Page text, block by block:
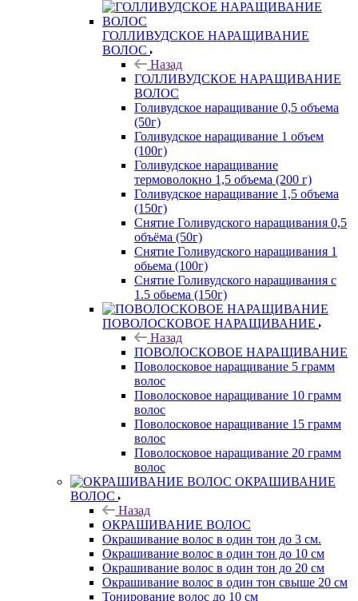
ГОЛЛИВУДСКОЕ НАРАЩИВАНИЕ
ВОЛОС
Назад
ГОЛЛИВУДСКОЕ НАРАЩИВАНИЕ
ВОЛОС
Голивудское наращивание 0,5 объема
(50г)
Голивудское наращивание 1 объем
(100г)
Голивудское наращивание
термоволокно 1,5 объема (200 г)
Голивудское наращивание 1,5 объема
(150г)
Снятие Голивудского наращивания 0,5
объёма (50г)
Снятие Голивудского наращивания 1
обьема (100г)
Снятие Голивудского наращивания с
1.5 обьема (150г)
ПОВОЛОСКОВОЕ НАРАЩИВАНИЕ
Назад
ПОВОЛОСКОВОЕ НАРАЩИВАНИЕ
Поволосковое наращивание 5 грамм
волос
Поволосковое наращивание 10 грамм
волос
Поволосковое наращивание 15 грамм
волос
Поволосковое наращивание 20 грамм
волос
ОКРАШИВАНИЕ
ВОЛОС
Назад
ОКРАШИВАНИЕ ВОЛОС
Окрашивание волос в один тон до 3 см.
Окрашивание волос в один тон до 10 см
Окрашивание волос в один тон до 20 см
Окрашивание волос в один тон свыше 20 см
Тонирование волос до 10 см